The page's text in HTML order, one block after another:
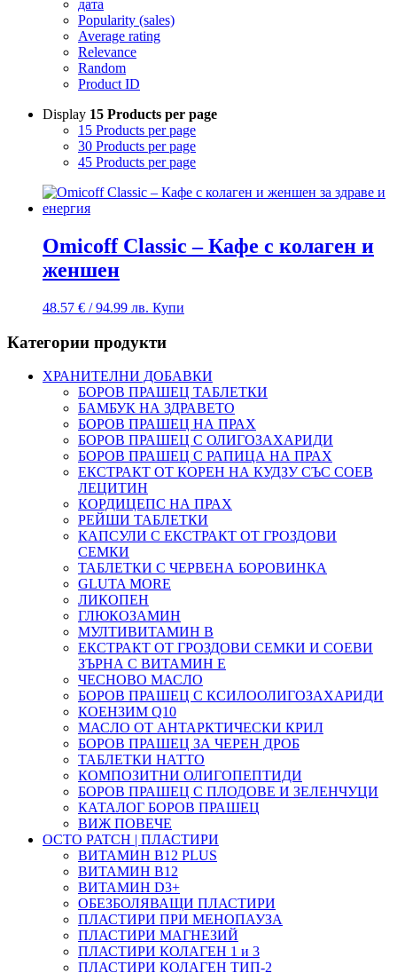
дата
Popularity (sales)
Average rating
Relevance
Random
Product ID
Display 15 Products per page
15 Products per page
30 Products per page
45 Products per page
Omicoff Classic – Кафе с колаген и
женшен
48.57 € / 94.99 лв. Купи
Категории продукти
ХРАНИТЕЛНИ ДОБАВКИ
БОРОВ ПРАШЕЦ ТАБЛЕТКИ
БАМБУК НА ЗДРАВЕТО
БОРОВ ПРАШЕЦ НА ПРАХ
БОРОВ ПРАШЕЦ С ОЛИГОЗАХАРИДИ
БОРОВ ПРАШЕЦ С РАПИЦА НА ПРАХ
ЕКСТРАКТ ОТ КОРЕН НА КУДЗУ СЪС СОЕВ
ЛЕЦИТИН
КОРДИЦЕПС НА ПРАХ
РЕЙШИ ТАБЛЕТКИ
КАПСУЛИ С ЕКСТРАКТ ОТ ГРОЗДОВИ
СЕМКИ
ТАБЛЕТКИ С ЧЕРВЕНА БОРОВИНКА
GLUTA MORE
ЛИКОПЕН
ГЛЮКОЗАМИН
МУЛТИВИТАМИН B
ЕКСТРАКТ ОТ ГРОЗДОВИ СЕМКИ И СОЕВИ
ЗЪРНА С ВИТАМИН Е
ЧЕСНОВО МАСЛО
БОРОВ ПРАШЕЦ С КСИЛООЛИГОЗАХАРИДИ
КОЕНЗИМ Q10
МАСЛО ОТ АНТАРКТИЧЕСКИ КРИЛ
БОРОВ ПРАШЕЦ ЗА ЧЕРЕН ДРОБ
ТАБЛЕТКИ НАТТО
КОМПОЗИТНИ ОЛИГОПЕПТИДИ
БОРОВ ПРАШЕЦ С ПЛОДОВЕ И ЗЕЛЕНЧУЦИ
КАТАЛОГ БОРОВ ПРАШЕЦ
ВИЖ ПОВЕЧЕ
OCTO PATCH | ПЛАСТИРИ
ВИТАМИН B12 PLUS
ВИТАМИН B12
ВИТАМИН D3+
ОБЕЗБОЛЯВАЩИ ПЛАСТИРИ
ПЛАСТИРИ ПРИ МЕНОПАУЗА
ПЛАСТИРИ МАГНЕЗИЙ
ПЛАСТИРИ КОЛАГЕН 1 и 3
ПЛАСТИРИ КОЛАГЕН ТИП-2